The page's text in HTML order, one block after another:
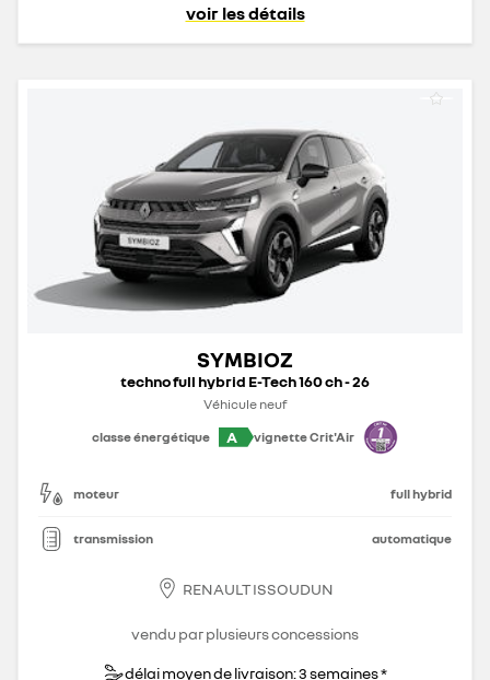
voir les détails
SYMBIOZ
techno full hybrid E-Tech 160 ch - 26
Véhicule neuf
classe énergétique
A vignette Crit'Air
moteur full hybrid
transmission automatique
RENAULT ISSOUDUN
vendu par plusieurs concessions
délai moyen de livraison: 3 semaines *